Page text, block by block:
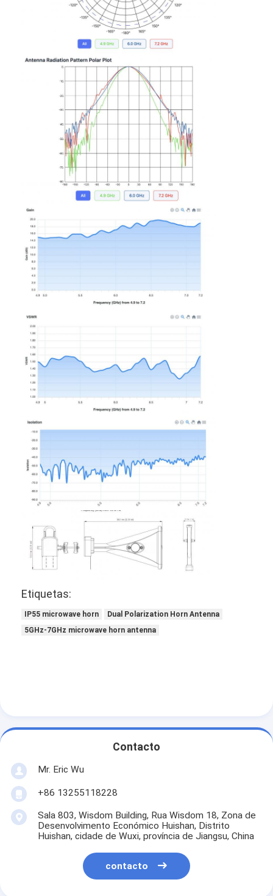
Controle de Qualidade
Fale Conosco
Pedir um orçamento
Antenna XPD
Antenna de micro-ondas
Antenna parabólica de microondas
Antenna de microondas
Antenna Wi-Fi de microondas
Guia de ondas elíptica
Acessórios para antenas de microondas
Etiquetas:
IP55 microwave horn
Dual Polarization Horn Antenna
5GHz-7GHz microwave horn antenna
Contacto
Mr. Eric Wu
+86 13255118228
Sala 803, Wisdom Building, Rua Wisdom 18, Zona de
Desenvolvimento Económico Huishan, Distrito
Huishan, cidade de Wuxi, província de Jiangsu, China
contacto